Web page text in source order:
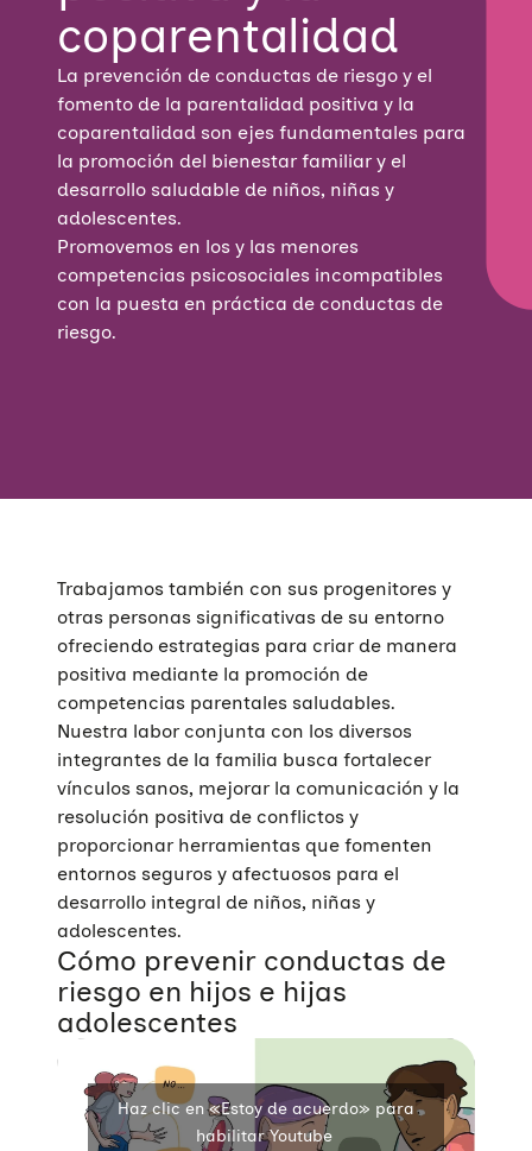
coparentalidad
La prevención de conductas de riesgo y el
fomento de la parentalidad positiva y la
coparentalidad son ejes fundamentales para
la promoción del bienestar familiar y el
desarrollo saludable de niños, niñas y
adolescentes.
Promovemos en los y las menores
competencias psicosociales incompatibles
con la puesta en práctica de conductas de
riesgo.
Trabajamos también con sus progenitores y
otras personas significativas de su entorno
ofreciendo estrategias para criar de manera
positiva mediante la promoción de
competencias parentales saludables.
Nuestra labor conjunta con los diversos
integrantes de la familia busca fortalecer
vínculos sanos, mejorar la comunicación y la
resolución positiva de conflictos y
proporcionar herramientas que fomenten
entornos seguros y afectuosos para el
desarrollo integral de niños, niñas y
adolescentes.
Cómo prevenir conductas de
riesgo en hijos e hijas
adolescentes
Haz clic en «Estoy de acuerdo» para
habilitar Youtube